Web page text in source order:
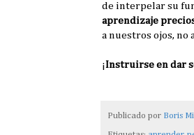
de interpelar su
aprendizaje
a nuestros ojos, no
¡Instruirse en dar
Publicado por Boris